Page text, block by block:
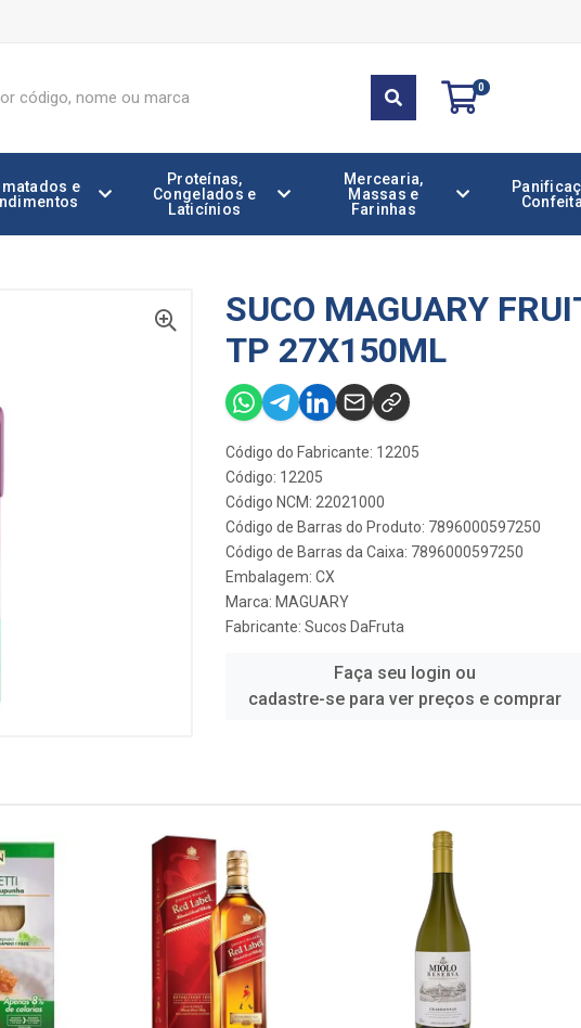
0
e
Proteínas,
Congelados e
Laticínios
Mercearia,
Massas e
Farinhas
SUCO MAGUARY
TP 27X150ML
Código do Fabricante: 12205
Código: 12205
Código NCM: 22021000
Código de Barras do Produto: 7896000597250
Código de Barras da Caixa: 7896000597250
Embalagem: CX
Marca: MAGUARY
Fabricante: Sucos DaFruta
Faça seu login ou
cadastre-se para ver preços e comprar